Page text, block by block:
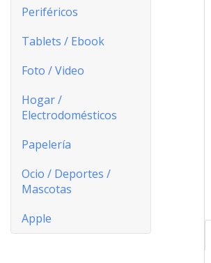
Periféricos
Tablets / Ebook
Foto / Video
Hogar /
Electrodomésticos
Papelería
Ocio / Deportes /
Mascotas
Apple